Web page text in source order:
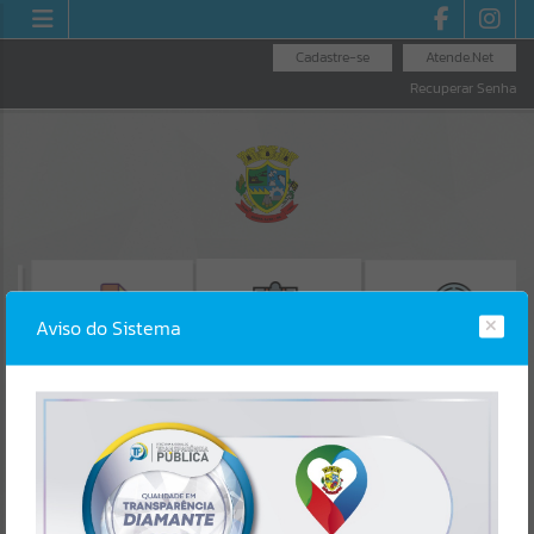
Atende.Net
Cadastre-se
Recuperar Senha
ISS/ALVARÁ
NEGATIVA_CND
PROTOCOLO
Aviso do Sistema
Gerenciamento do Sistema
CÓDIGO DA MENSAGEM: EST-000040
Ocorreu um erro de script: